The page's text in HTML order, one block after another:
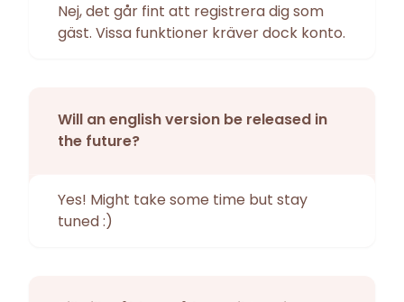
Nej, det går fint att registrera dig som
gäst. Vissa funktioner kräver dock konto.
Will an english version be released in
the future?
Yes! Might take some time but stay
tuned :)